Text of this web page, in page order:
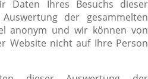
Daten Ihres Besuchs dieser
der gesammelten
anonym und wir können von
Website nicht auf Ihre Person